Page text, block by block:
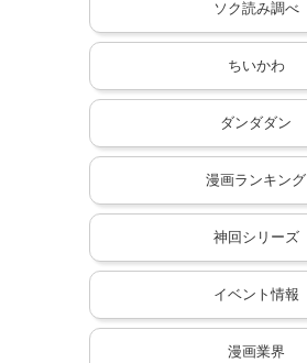
ソク読み調べ
ちいかわ
ダンダダン
漫画ランキング
神回シリーズ
イベント情報
漫画業界